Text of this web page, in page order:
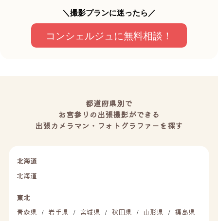
＼撮影プランに迷ったら／
コンシェルジュに無料相談！
都道府県別で
お宮参りの出張撮影ができる
出張カメラマン・フォトグラファーを探す
北海道
北海道
東北
青森県
/ 岩手県 / 宮城県 / 秋田県 / 山形県 / 福島県